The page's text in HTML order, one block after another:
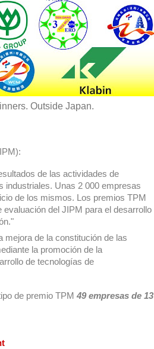
Outside Japan.
de las actividades de
industriales. Unas 2 000 empresas
de los mismos. Los premios TPM
del JIPM para el desarrollo
mejora de la constitución de las
la promoción de la
de tecnologías de
de premio TPM 49 empresas de 13